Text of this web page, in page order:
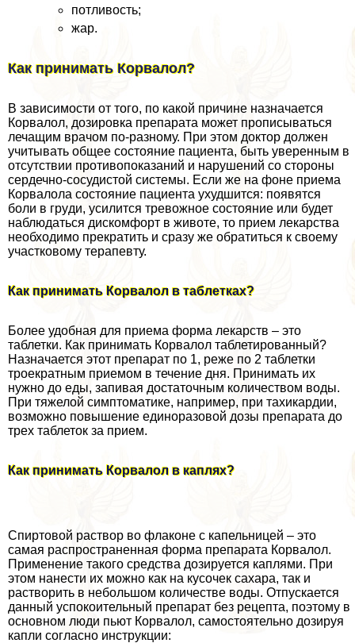
потливость;
жар.
Как принимать Корвалол?
В зависимости от того, по какой причине назначается
Корвалол, дозировка препарата может прописываться
лечащим врачом по-разному. При этом доктор должен
учитывать общее состояние пациента, быть уверенным в
отсутствии противопоказаний и нарушений со стороны
сердечно-сосудистой системы. Если же на фоне приема
Корвалола состояние пациента ухудшится: появятся
боли в гpyди, усилится тревожное состояние или будет
наблюдаться дискомфорт в животе, то прием лекарства
необходимо прекратить и сразу же обратиться к своему
участковому терапевту.
Как принимать Корвалол в таблетках?
Более удобная для приема форма лекарств – это
таблетки. Как принимать Корвалол таблетированный?
Назначается этот препарат по 1, реже по 2 таблетки
троекратным приемом в течение дня. Принимать их
нужно до еды, запивая достаточным количеством воды.
При тяжелой симптоматике, например, при тахикардии,
возможно повышение единоразовой дозы препарата до
трех таблеток за прием.
Как принимать Корвалол в каплях?
Спиртовой раствор во флаконе с капельницей – это
самая распространенная форма препарата Корвалол.
Применение такого средства дозируется каплями. При
этом нанести их можно как на кусочек сахара, так и
растворить в небольшом количестве воды. Отпускается
данный успокоительный препарат без рецепта, поэтому в
основном люди пьют Корвалол, самостоятельно дозируя
капли согласно инструкции: